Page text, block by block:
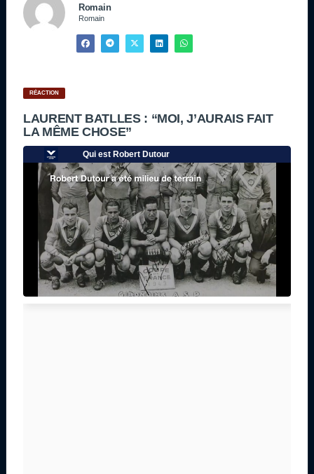
Romain
Romain
RÉACTION
LAURENT BATLLES : “MOI, J’AURAIS FAIT
LA MÊME CHOSE”